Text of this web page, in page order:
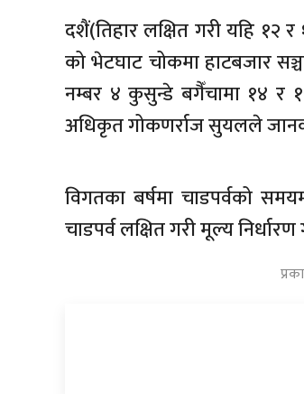
दशैं(तिहार लक्षित गरी यहि १२
को भेटघाट चोकमा हाटबजार
नम्बर ४ कुसुन्डे बगैँचामा १४ र
अधिकृत गोकणर्राज सुयलले
विगतका बर्षमा चाडपर्वको
चाडपर्व लक्षित गरी मूल्य निर्धारण